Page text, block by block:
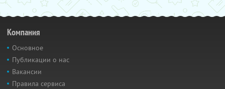
Компания
Основное
Публикации о нас
Вакансии
Правила сервиса